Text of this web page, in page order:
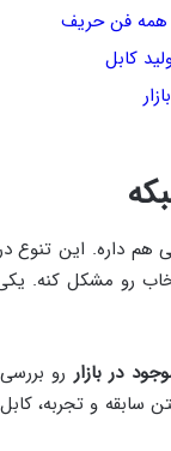
همه فن حریف
کابل
هم داره. این
رو مشکل کنه.
در بازار
سابقه و تجربه،